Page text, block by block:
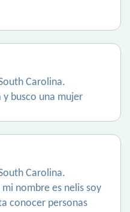
Carolina.
y busco una mujer
Carolina.
nombre es nelis soy
conocer personas